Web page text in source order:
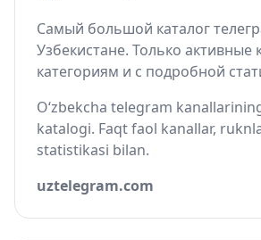
Самый большой каталог
Узбекистане. Только активные
категориям и с подробной
O‘zbekcha telegram
katalogi. Faqt faol kanallar,
statistikasi bilan.
uztelegram.com